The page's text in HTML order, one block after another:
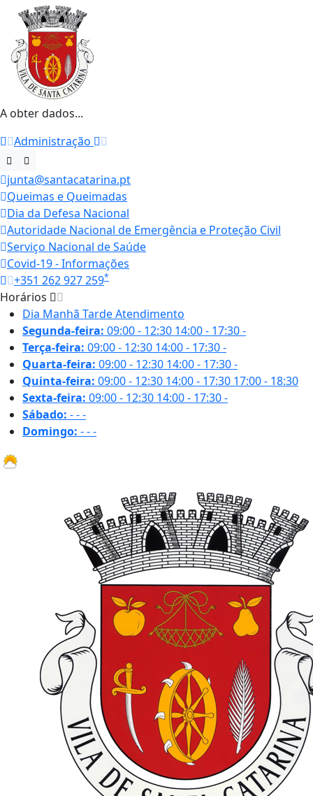
A obter dados...
Administração
junta@santacatarina.pt
Queimas e Queimadas
Dia da Defesa Nacional
Autoridade Nacional de Emergência e Proteção Civil
Serviço Nacional de Saúde
Covid-19 - Informações
+351 262 927 259*
Horários
Dia Manhã TardeAtendimento
Segunda-feira: 09:00 - 12:30 14:00 - 17:30-
Terça-feira: 09:00 - 12:30 14:00 - 17:30-
Quarta-feira: 09:00 - 12:30 14:00 - 17:30-
Quinta-feira: 09:00 - 12:30 14:00 - 17:30 17:00 - 18:30
Sexta-feira: 09:00 - 12:30 14:00 - 17:30-
Sábado: ---
Domingo: ---